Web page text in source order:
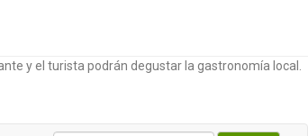
y el turista podrán degustar la gastronomía local.